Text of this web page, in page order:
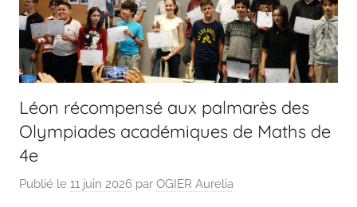
Léon récompensé aux palmarès des
Olympiades académiques de Maths de
4e
Publié le 11 juin 2026 par OGIER Aurelia